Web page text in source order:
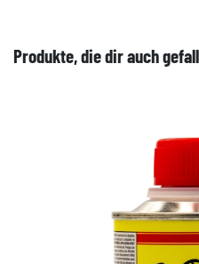
Produkte, die dir auch